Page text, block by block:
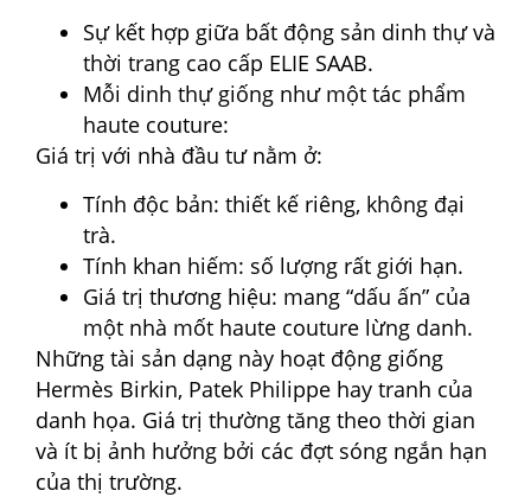
Sự kết hợp giữa bất động sản dinh thự và
thời trang cao cấp ELIE SAAB.
Mỗi dinh thự giống như một tác phẩm
haute couture:
Giá trị với nhà đầu tư nằm ở:
Tính độc bản: thiết kế riêng, không đại
trà.
Tính khan hiếm: số lượng rất giới hạn.
Giá trị thương hiệu: mang “dấu ấn” của
một nhà mốt haute couture lừng danh.
Những tài sản dạng này hoạt động giống
Hermès Birkin, Patek Philippe hay tranh của
danh họa. Giá trị thường tăng theo thời gian
và ít bị ảnh hưởng bởi các đợt sóng ngắn hạn
của thị trường.